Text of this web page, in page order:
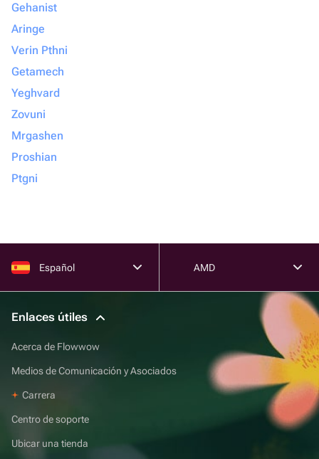
Gehanist
Aringe
Verin Pthni
Getamech
Yeghvard
Zovuni
Mrgashen
Proshian
Ptgni
Español AMD
Enlaces útiles
Acerca de Flowwow
Medios de Comunicación y Asociados
Carrera
Centro de soporte
Ubicar una tienda